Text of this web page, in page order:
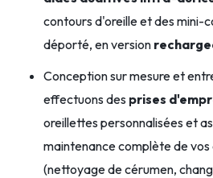
contours d'oreille et des mini-
déporté, en version
Conception sur mesure et
effectuons des prises
oreillettes personnalisées et
maintenance complète de vos
(nettoyage de cérumen,